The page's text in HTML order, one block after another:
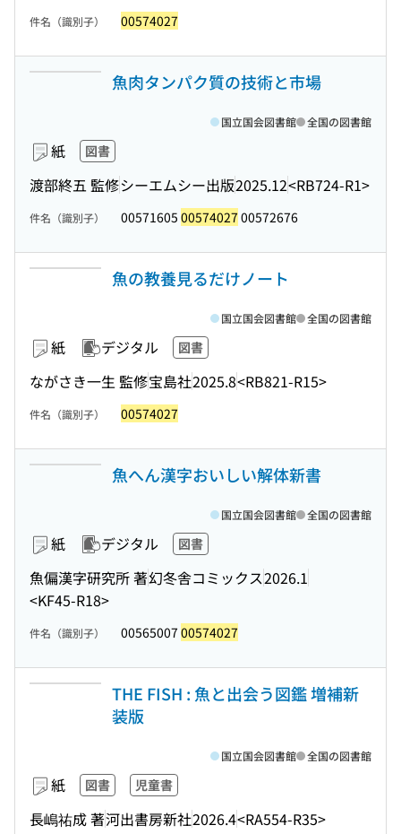
件名（識別子） 00574027
魚肉タンパク質の技術と市場
紙 図書
渡部終五 監修シーエムシー出版2025.12<RB724-R1>
国立国会図書館 全国の図書館
件名（識別子） 00571605 00574027 00572676
魚の教養見るだけノート
紙 デジタル 図書
ながさき一生 監修宝島社2025.8<RB821-R15>
国立国会図書館 全国の図書館
件名（識別子） 00574027
魚へん漢字おいしい解体新書
紙 デジタル 図書
魚偏漢字研究所 著幻冬舎コミックス2026.1
<KF45-R18>
国立国会図書館 全国の図書館
件名（識別子） 00565007 00574027
THE FISH : 魚と出会う図鑑 増補新
装版
紙 図書 児童書
長嶋祐成 著河出書房新社2026.4<RA554-R35>
国立国会図書館 全国の図書館